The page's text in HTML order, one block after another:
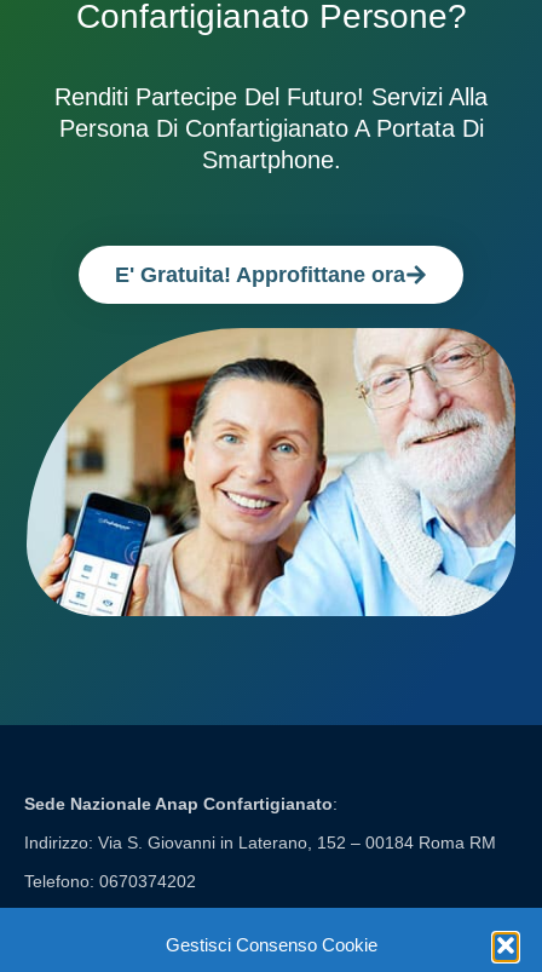
Gestisci Consenso Cookie
Confartigianato Persone?
Renditi Partecipe Del Futuro! Servizi Alla
Persona Di Confartigianato A Portata Di
Smartphone.
E' Gratuita! Approfittane ora
Sede Nazionale Anap Confartigianato:
Indirizzo: Via S. Giovanni in Laterano, 152 – 00184 Roma RM
Telefono: 0670374202